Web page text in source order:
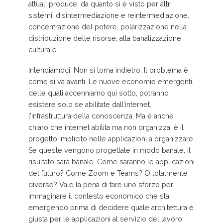
attuali produce, da quanto si è visto per altri
sistemi, disintermediazione e reintermediazione,
concentrazione del potere, polarizzazione nella
distribuzione delle risorse, alla banalizzazione
culturale.
Intendiamoci. Non si torna indietro. Il problema è
come si va avanti. Le nuove economie emergenti,
delle quali accenniamo qui sotto, potranno
esistere solo se abilitate dall’internet,
l’infrastruttura della conoscenza. Ma è anche
chiaro che internet abilita ma non organizza: è il
progetto implicito nelle applicazioni a organizzare.
Se queste vengono progettate in modo banale, il
risultato sarà banale. Come saranno le applicazioni
del futuro? Come Zoom e Teams? O totalmente
diverse? Vale la pena di fare uno sforzo per
immaginare il contesto economico che sta
emergendo prima di decidere quale architettura è
giusta per le applicazioni al servizio del lavoro.